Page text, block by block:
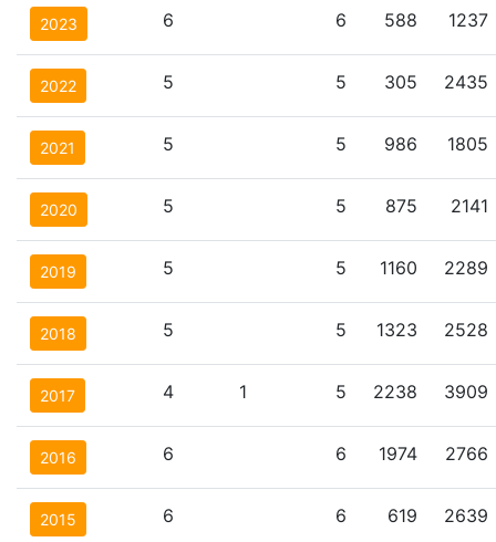
2023 6 6 588 1237
2022 5 5 305 2435
2021 5 5 986 1805
2020 5 5 875 2141
2019 5 5 1160 2289
2018 5 5 1323 2528
2017 4 1 5 2238 3909
2016 6 6 1974 2766
2015 6 6 619 2639